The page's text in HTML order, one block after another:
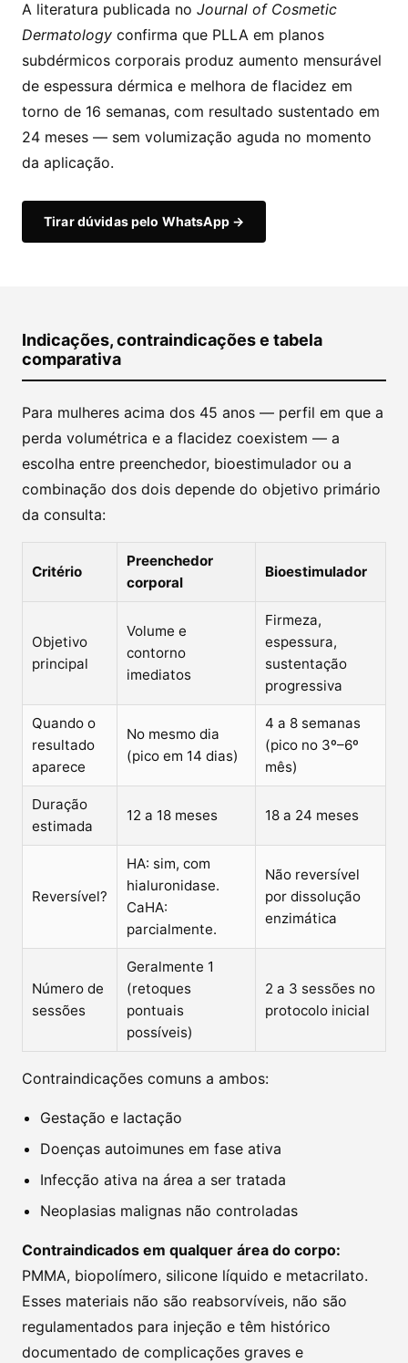
A literatura publicada no Journal of Cosmetic
Dermatology confirma que PLLA em planos
subdérmicos corporais produz aumento mensurável
de espessura dérmica e melhora de flacidez em
torno de 16 semanas, com resultado sustentado em
24 meses — sem volumização aguda no momento
da aplicação.
Tirar dúvidas pelo WhatsApp →
Indicações, contraindicações e tabela
comparativa
Para mulheres acima dos 45 anos — perfil em que a
perda volumétrica e a flacidez coexistem — a
escolha entre preenchedor, bioestimulador ou a
combinação dos dois depende do objetivo primário
da consulta:
Critério
Preenchedor
corporal
Bioestimulador
Objetivo
principal
Volume e
contorno
imediatos
Firmeza,
espessura,
sustentação
progressiva
Quando o
resultado
aparece
No mesmo dia
(pico em 14 dias)
4 a 8 semanas
(pico no 3º–6º
mês)
Duração
estimada
12 a 18 meses 18 a 24 meses
Reversível?
HA: sim, com
hialuronidase.
CaHA:
parcialmente.
Não reversível
por dissolução
enzimática
Número de
sessões
Geralmente 1
(retoques
pontuais
possíveis)
2 a 3 sessões no
protocolo inicial
Contraindicações comuns a ambos:
Gestação e lactação
Doenças autoimunes em fase ativa
Infecção ativa na área a ser tratada
Neoplasias malignas não controladas
Contraindicados em qualquer área do corpo:
PMMA, biopolímero, silicone líquido e metacrilato.
Esses materiais não são reabsorvíveis, não são
regulamentados para injeção e têm histórico
documentado de complicações graves e